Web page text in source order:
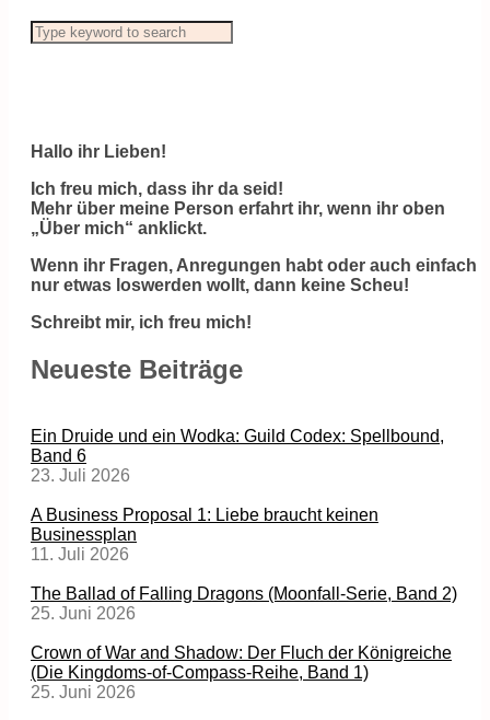
Hallo ihr Lieben!
Ich freu mich, dass ihr da seid!
Mehr über meine Person erfahrt ihr, wenn ihr oben
„Über mich“ anklickt.
Wenn ihr Fragen, Anregungen habt oder auch einfach
nur etwas loswerden wollt, dann keine Scheu!
Schreibt mir, ich freu mich!
Neueste Beiträge
Ein Druide und ein Wodka: Guild Codex: Spellbound,
Band 6
23. Juli 2026
A Business Proposal 1: Liebe braucht keinen
Businessplan
11. Juli 2026
The Ballad of Falling Dragons (Moonfall-Serie, Band 2)
25. Juni 2026
Crown of War and Shadow: Der Fluch der Königreiche
(Die Kingdoms-of-Compass-Reihe, Band 1)
25. Juni 2026